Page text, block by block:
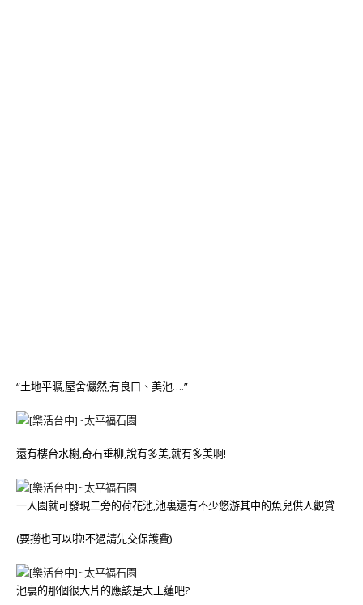
“土地平曠,屋舍儼然,有良口、美池….”
還有樓台水榭,奇石垂柳,說有多美,就有多美啊!
一入園就可發現二旁的荷花池,池裏還有不少悠游其中的魚兒供人觀賞
(要撈也可以啦!不過請先交保護費)
池裏的那個很大片的應該是大王蓮吧?